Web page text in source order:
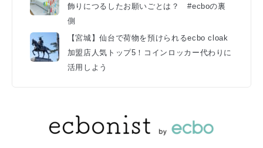
飾りにつるしたお願いごとは？ #ecboの裏
側
【宮城】仙台で荷物を預けられるecbo cloak
加盟店人気トップ5！コインロッカー代わりに
活用しよう